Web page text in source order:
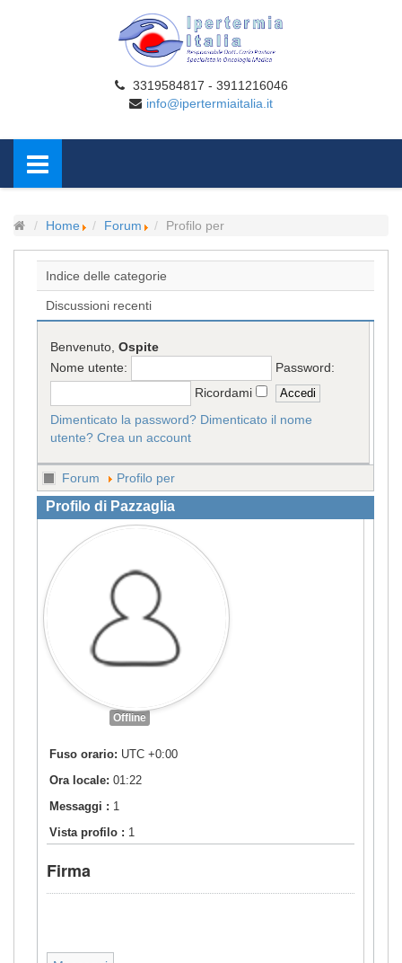
3319584817 - 3911216046
info@ipertermiaitalia.it
Home Forum Profilo per
Indice delle categorie
Discussioni recenti
Benvenuto,Ospite
Nome utente:
Password:
Ricordami
Dimenticato la password? Dimenticato il nome
utente? Crea un account
Forum Profilo per
Profilo di Pazzaglia
Offline
Fuso orario: UTC +0:00
Ora locale: 01:22
Messaggi : 1
Vista profilo : 1
Firma